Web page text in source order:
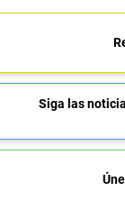
Siga las